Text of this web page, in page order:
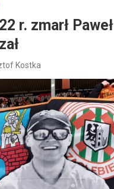
r. zmarł Paweł
Kostka